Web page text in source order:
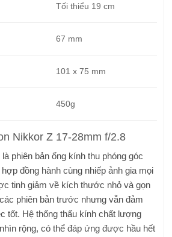
Tối thiểu 19 cm
67 mm
101 x 75 mm
450g
Nikkor Z 17-28mm f/2.8
phiên bản ống kính thu phóng góc
hợp đồng hành cùng nhiếp ảnh gia mọi
tinh giảm về kích thước nhỏ và gọn
phiên bản trước nhưng vẫn đảm
tốt. Hệ thống thấu kính chất lượng
rộng, có thể đáp ứng được hầu hết